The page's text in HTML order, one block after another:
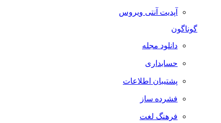
آپدیت آنتی ویروس
گوناگون
دانلود مجله
حسابداری
پشتیبان اطلاعات
فشرده ساز
فرهنگ لغت